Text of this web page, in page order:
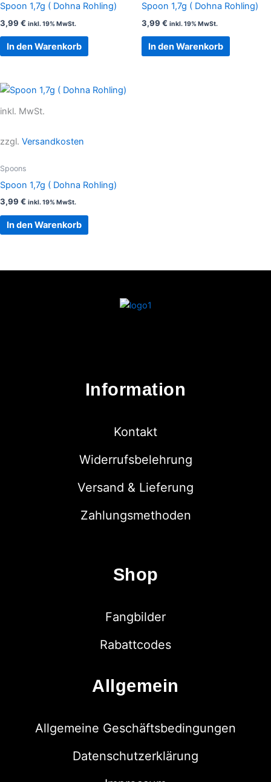
Spoon 1,7g ( Dohna Rohling)
3,99 € inkl. 19% MwSt.
In den Warenkorb
Spoon 1,7g ( Dohna Rohling)
3,99 € inkl. 19% MwSt.
In den Warenkorb
inkl. MwSt.
zzgl. Versandkosten
Spoons
Spoon 1,7g ( Dohna Rohling)
3,99 € inkl. 19% MwSt.
In den Warenkorb
Information
Kontakt
Widerrufsbelehrung
Versand & Lieferung
Zahlungsmethoden
Shop
Fangbilder
Rabattcodes
Allgemein
Allgemeine Geschäftsbedingungen
Datenschutzerklärung